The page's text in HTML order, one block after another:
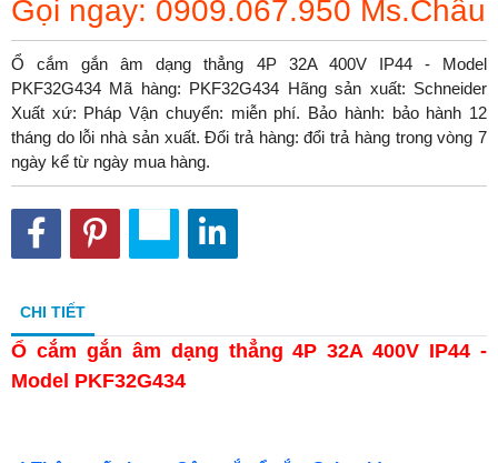
Gọi ngay: 0909.067.950 Ms.Châu
Ổ cắm gắn âm dạng thẳng 4P 32A 400V IP44 - Model
PKF32G434 Mã hàng: PKF32G434 Hãng sản xuất: Schneider
Xuất xứ: Pháp Vận chuyển: miễn phí. Bảo hành: bảo hành 12
tháng do lỗi nhà sản xuất. Đổi trả hàng: đổi trả hàng trong vòng 7
ngày kể từ ngày mua hàng.
CHI TIẾT
Ổ cắm gắn âm dạng thẳng 4P 32A 400V IP44 -
Model PKF32G434